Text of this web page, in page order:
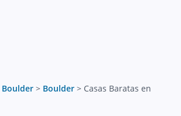
Boulder > Boulder > Casas Baratas en